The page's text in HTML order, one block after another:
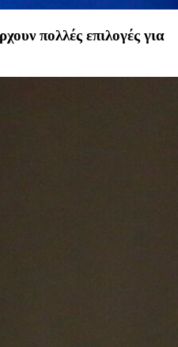
πολλές επιλογές για